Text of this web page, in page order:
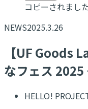
コピーされました
NEWS2025.3.26
【UF Goods
なフェス 2025
HELLO!